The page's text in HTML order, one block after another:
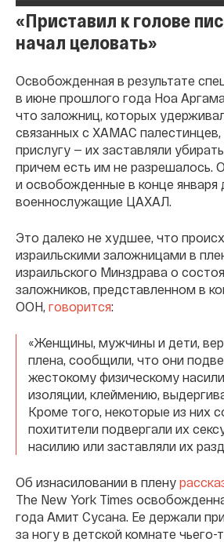
«Приставил к голове
начал целовать»
Освобожденная в результате
в июне прошлого года Ноа
что заложниц, которых
связанных с ХАМАС палестинцев,
прислугу — их заставляли
причем есть им не разрешалось.
и освобожденные в конце января
военнослужащие ЦАХАЛ.
Это далеко не худшее, что
израильскими заложницами в
израильского Минздрава о
заложников, представленном в
ООН, говорится:
«Женщины, мужчины и дети,
плена, сообщили, что они
жестокому физическому
изоляции, клеймению,
Кроме того, некоторые из них
похитители подвергали их
насилию или заставляли их
Об изнасиловании в плену
The New York Times
года Амит Сусана. Ее держали
за ногу в детской комнате